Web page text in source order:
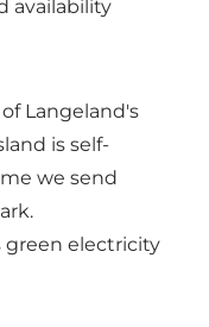
availability
Langeland's
is self-
we send
green electricity